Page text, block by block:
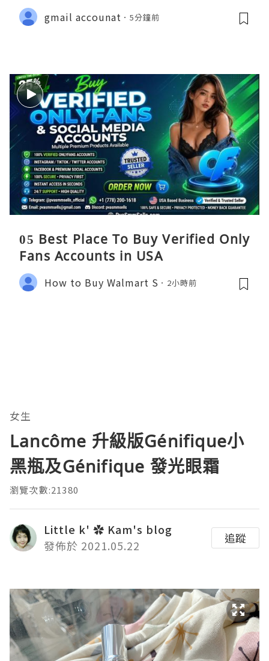
gmail accounat 5分鐘前
05 Best Place To Buy Verified Only
Fans Accounts in USA
How to Buy Walmart S 2小時前
女生
Lancôme 升級版Génifique小
黑瓶及Génifique 發光眼霜
瀏覽次數:21380
Little k' ✿ Kam's blog
發佈於 2021.05.22
追蹤